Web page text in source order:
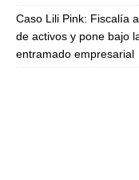
Caso Lili Pink: Fiscalía
de activos y pone bajo
entramado empresarial